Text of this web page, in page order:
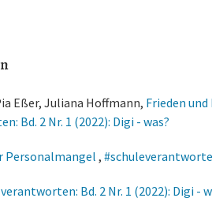
Eßer, Juliana Hoffmann, Frieden
Bd. 2 Nr. 1 (2022): Digi - was?
Personalmangel ,
Bd. 2 Nr. 1 (2022): Digi -